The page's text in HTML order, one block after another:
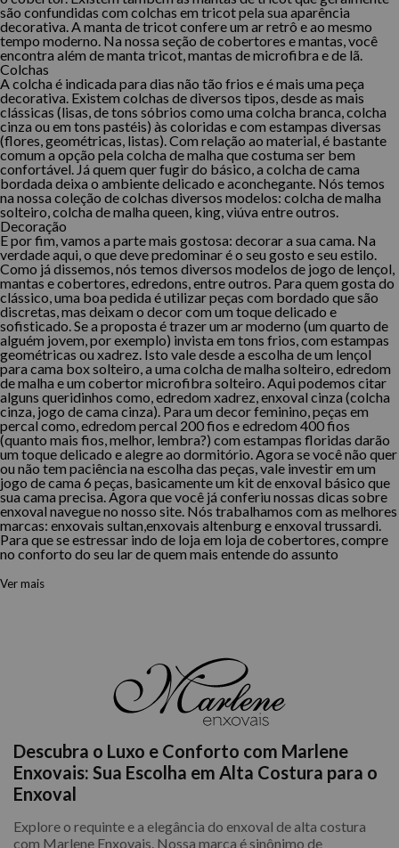
são confundidas com colchas em tricot pela sua aparência
decorativa. A manta de tricot confere um ar retrô e ao mesmo
tempo moderno. Na nossa seção de cobertores e mantas, você
encontra além de manta tricot, mantas de microfibra e de lã.
Colchas
A colcha é indicada para dias não tão frios e é mais uma peça
decorativa. Existem colchas de diversos tipos, desde as mais
clássicas (lisas, de tons sóbrios como uma colcha branca, colcha
cinza ou em tons pastéis) às coloridas e com estampas diversas
(flores, geométricas, listas). Com relação ao material, é bastante
comum a opção pela colcha de malha que costuma ser bem
confortável. Já quem quer fugir do básico, a colcha de cama
bordada deixa o ambiente delicado e aconchegante. Nós temos
na nossa coleção de colchas diversos modelos: colcha de malha
solteiro, colcha de malha queen, king, viúva entre outros.
Decoração
E por fim, vamos a parte mais gostosa: decorar a sua cama. Na
verdade aqui, o que deve predominar é o seu gosto e seu estilo.
Como já dissemos, nós temos diversos modelos de jogo de lençol,
mantas e cobertores, edredons, entre outros. Para quem gosta do
clássico, uma boa pedida é utilizar peças com bordado que são
discretas, mas deixam o decor com um toque delicado e
sofisticado. Se a proposta é trazer um ar moderno (um quarto de
alguém jovem, por exemplo) invista em tons frios, com estampas
geométricas ou xadrez. Isto vale desde a escolha de um lençol
para cama box solteiro, a uma colcha de malha solteiro, edredom
de malha e um cobertor microfibra solteiro. Aqui podemos citar
alguns queridinhos como, edredom xadrez, enxoval cinza (colcha
cinza, jogo de cama cinza). Para um decor feminino, peças em
percal como, edredom percal 200 fios e edredom 400 fios
(quanto mais fios, melhor, lembra?) com estampas floridas darão
um toque delicado e alegre ao dormitório. Agora se você não quer
ou não tem paciência na escolha das peças, vale investir em um
jogo de cama 6 peças, basicamente um kit de enxoval básico que
sua cama precisa. Agora que você já conferiu nossas dicas sobre
enxoval navegue no nosso site. Nós trabalhamos com as melhores
marcas: enxovais sultan,enxovais altenburg e enxoval trussardi.
Para que se estressar indo de loja em loja de cobertores, compre
no conforto do seu lar de quem mais entende do assunto
Ver mais
Descubra o Luxo e Conforto com Marlene
Enxovais: Sua Escolha em Alta Costura para o
Enxoval
Explore o requinte e a elegância do enxoval de alta costura
com Marlene Enxovais. Nossa marca é sinônimo de